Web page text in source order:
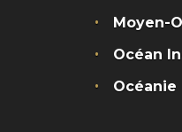
Moyen-
Océan
Océanie